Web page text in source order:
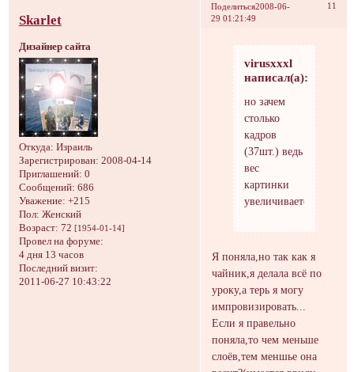
Поделиться 11
2008-06-
29 01:21:49
Skarlet
Дизайнер сайта
Откуда: Израиль
Зарегистрирован: 2008-04-14
Приглашений: 0
Сообщений: 686
Уважение: +215
Пол: Женский
Возраст: 72 [1954-01-14]
Провел на форуме:
4 дня 13 часов
Последний визит:
2011-06-27 10:43:22
virusxxxl
написал(а):
но зачем
столько
кадров
(37шт.) ведь
вес
картинки
увеличивается
Я поняла,но так как я
чайник,я делала всё по
уроку,а терь я могу
импровизировать...
Если я правельно
поняла,то чем меньше
слоёв,тем меншье она